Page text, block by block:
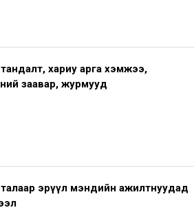
тандалт, хариу арга хэмжээ,
заавар, журмууд
талаар эрүүл мэндийн ажилтнуудад